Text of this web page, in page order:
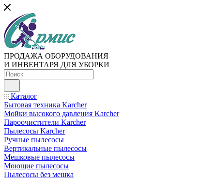
ПРОДАЖА ОБОРУДОВАНИЯ
И ИНВЕНТАРЯ ДЛЯ УБОРКИ
Каталог
Бытовая техника Karcher
Мойки высокого давления Karcher
Пароочистители Karcher
Пылесосы Karcher
Ручные пылесосы
Вертикальные пылесосы
Мешковые пылесосы
Моющие пылесосы
Пылесосы без мешка